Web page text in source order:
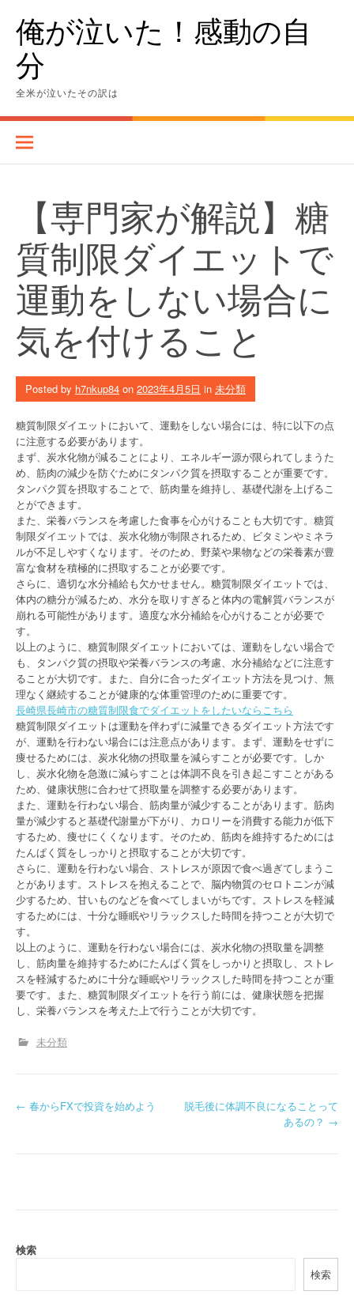
content俺が泣いた！感動の自
分
全米が泣いたその訳は
【専門家が解説】糖
質制限ダイエットで
運動をしない場合に
気を付けること
Posted by h7nkup84 on 2023年4月5日 in 未分類
糖質制限ダイエットにおいて、運動をしない場合には、特に以下の点
に注意する必要があります。
まず、炭水化物が減ることにより、エネルギー源が限られてしまうた
め、筋肉の減少を防ぐためにタンパク質を摂取することが重要です。
タンパク質を摂取することで、筋肉量を維持し、基礎代謝を上げるこ
とができます。
また、栄養バランスを考慮した食事を心がけることも大切です。糖質
制限ダイエットでは、炭水化物が制限されるため、ビタミンやミネラ
ルが不足しやすくなります。そのため、野菜や果物などの栄養素が豊
富な食材を積極的に摂取することが必要です。
さらに、適切な水分補給も欠かせません。糖質制限ダイエットでは、
体内の糖分が減るため、水分を取りすぎると体内の電解質バランスが
崩れる可能性があります。適度な水分補給を心がけることが必要で
す。
以上のように、糖質制限ダイエットにおいては、運動をしない場合で
も、タンパク質の摂取や栄養バランスの考慮、水分補給などに注意す
ることが大切です。また、自分に合ったダイエット方法を見つけ、無
理なく継続することが健康的な体重管理のために重要です。
長崎県長崎市の糖質制限食でダイエットをしたいならこちら
糖質制限ダイエットは運動を伴わずに減量できるダイエット方法です
が、運動を行わない場合には注意点があります。まず、運動をせずに
痩せるためには、炭水化物の摂取量を減らすことが必要です。しか
し、炭水化物を急激に減らすことは体調不良を引き起こすことがある
ため、健康状態に合わせて摂取量を調整する必要があります。
また、運動を行わない場合、筋肉量が減少することがあります。筋肉
量が減少すると基礎代謝量が下がり、カロリーを消費する能力が低下
するため、痩せにくくなります。そのため、筋肉を維持するためには
たんぱく質をしっかりと摂取することが大切です。
さらに、運動を行わない場合、ストレスが原因で食べ過ぎてしまうこ
とがあります。ストレスを抱えることで、脳内物質のセロトニンが減
少するため、甘いものなどを食べてしまいがちです。ストレスを軽減
するためには、十分な睡眠やリラックスした時間を持つことが大切で
す。
以上のように、運動を行わない場合には、炭水化物の摂取量を調整
し、筋肉量を維持するためにたんぱく質をしっかりと摂取し、ストレ
スを軽減するために十分な睡眠やリラックスした時間を持つことが重
要です。また、糖質制限ダイエットを行う前には、健康状態を把握
し、栄養バランスを考えた上で行うことが大切です。
未分類
P
a
← 春からFXで投資を始めよう
脱毛後に体調不良になることって
あるの？ →
検索
検索